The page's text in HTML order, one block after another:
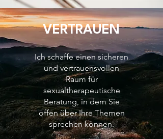
VERTRAUEN
Ich schaffe einen sicheren
und vertrauensvollen
Raum für
sexualtherapeutische
Beratung, in dem Sie
offen über Ihre Themen
sprechen können.